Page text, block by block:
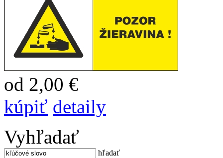
od 2,00 €
kúpiť detaily
Vyhľadať
hľadať